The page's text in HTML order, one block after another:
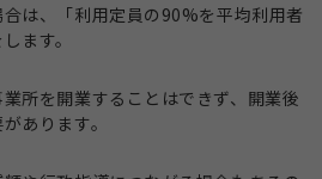
は、「利用定員の90%を平均利用者
ます。
所を開業することはできず、開業後
あります。